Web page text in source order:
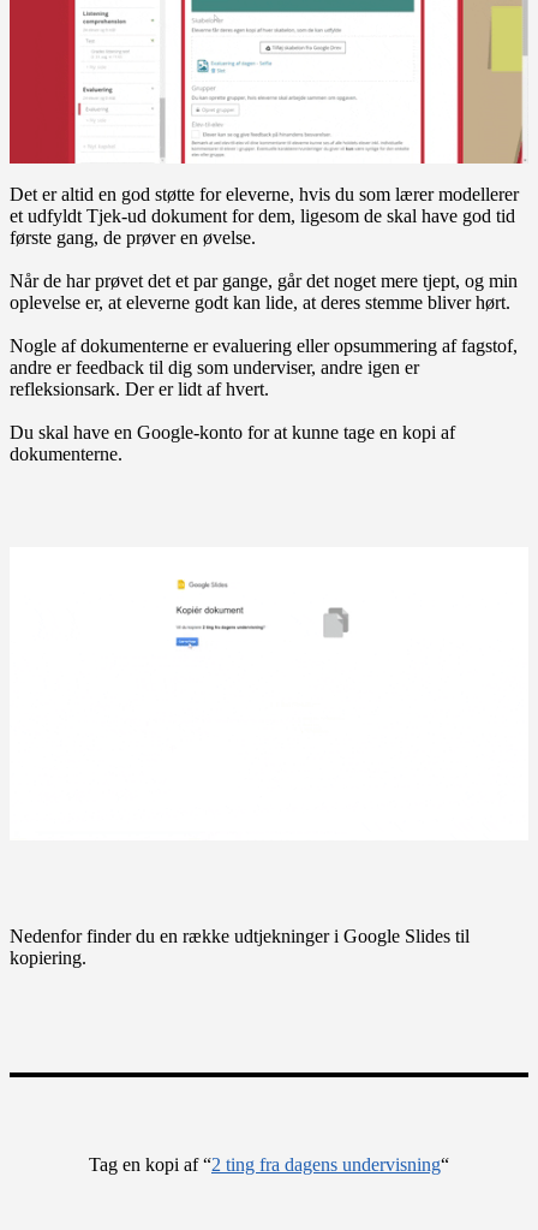
Det er altid en god støtte for eleverne, hvis du som lærer modellerer
et udfyldt Tjek-ud dokument for dem, ligesom de skal have god tid
første gang, de prøver en øvelse.
Når de har prøvet det et par gange, går det noget mere tjept, og min
oplevelse er, at eleverne godt kan lide, at deres stemme bliver hørt.
Nogle af dokumenterne er evaluering eller opsummering af fagstof,
andre er feedback til dig som underviser, andre igen er
refleksionsark. Der er lidt af hvert.
Du skal have en Google-konto for at kunne tage en kopi af
dokumenterne.
Nedenfor finder du en række udtjekninger i Google Slides til
kopiering.
Tag en kopi af “2 ting fra dagens undervisning“